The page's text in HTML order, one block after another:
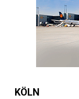
KÖLN